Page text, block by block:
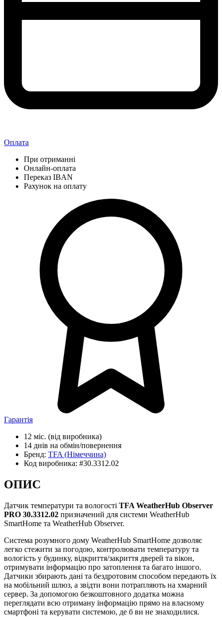
Оплата
При отриманні
Онлайн-оплата
Переказ IBAN
Рахунок на оплату
Гарантія
12 міс. (від виробника)
14 днів на обмін/повернення
Бренд: TFA (Німеччина)
Код виробника: #30.3312.02
ОПИС
Датчик температури та вологості TFA WeatherHub Observer
PRO 30.3312.02 призначений для системи WeatherHub
SmartHome та WeatherHub Observer.
Система розумного дому WeatherHub SmartHome дозволяє
легко стежити за погодою, контролювати температуру та
вологість у будинку, відкриття/закриття дверей та вікон,
отримувати інформацію про затоплення та багато іншого.
Датчики збирають дані та бездротовим способом передають їх
на мобільний шлюз, а звідти вони потрапляють на хмарний
сервер. За допомогою безкоштовного додатка можна
переглядати всю отриману інформацію прямо на власному
смартфоні та керувати системою, де б ви не знаходилися.